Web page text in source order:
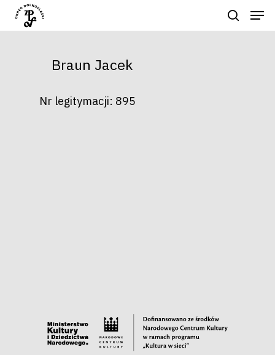
Naciśnij enter by wyszukać lub ESC
Braun Jacek
Nr legitymacji: 895